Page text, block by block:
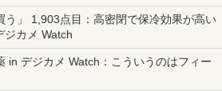
う」 1,903点目：高密閉で保冷効果が高い
ジカメ Watch
in デジカメ Watch：こういうのはフィー